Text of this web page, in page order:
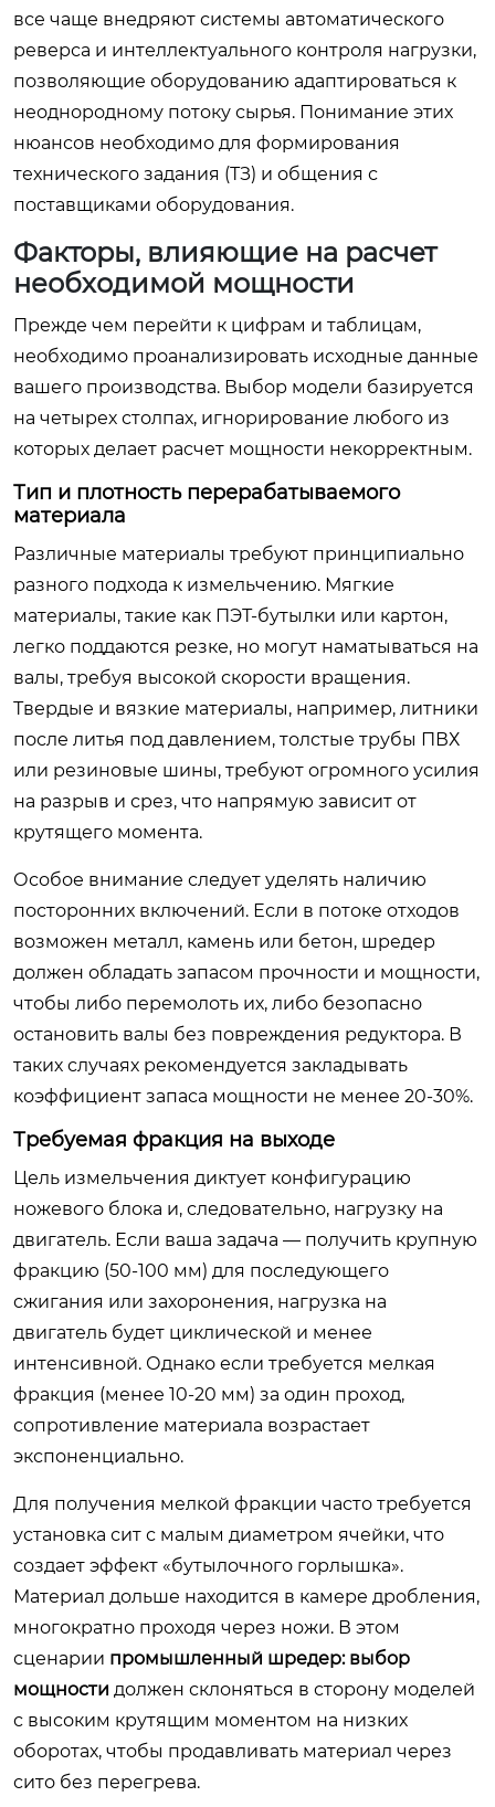
все чаще внедряют системы автоматического
реверса и интеллектуального контроля нагрузки,
позволяющие оборудованию адаптироваться к
неоднородному потоку сырья. Понимание этих
нюансов необходимо для формирования
технического задания (ТЗ) и общения с
поставщиками оборудования.
Факторы, влияющие на расчет
необходимой мощности
Прежде чем перейти к цифрам и таблицам,
необходимо проанализировать исходные данные
вашего производства. Выбор модели базируется
на четырех столпах, игнорирование любого из
которых делает расчет мощности некорректным.
Тип и плотность перерабатываемого
материала
Различные материалы требуют принципиально
разного подхода к измельчению. Мягкие
материалы, такие как ПЭТ-бутылки или картон,
легко поддаются резке, но могут наматываться на
валы, требуя высокой скорости вращения.
Твердые и вязкие материалы, например, литники
после литья под давлением, толстые трубы ПВХ
или резиновые шины, требуют огромного усилия
на разрыв и срез, что напрямую зависит от
крутящего момента.
Особое внимание следует уделять наличию
посторонних включений. Если в потоке отходов
возможен металл, камень или бетон, шредер
должен обладать запасом прочности и мощности,
чтобы либо перемолоть их, либо безопасно
остановить валы без повреждения редуктора. В
таких случаях рекомендуется закладывать
коэффициент запаса мощности не менее 20-30%.
Требуемая фракция на выходе
Цель измельчения диктует конфигурацию
ножевого блока и, следовательно, нагрузку на
двигатель. Если ваша задача — получить крупную
фракцию (50-100 мм) для последующего
сжигания или захоронения, нагрузка на
двигатель будет циклической и менее
интенсивной. Однако если требуется мелкая
фракция (менее 10-20 мм) за один проход,
сопротивление материала возрастает
экспоненциально.
Для получения мелкой фракции часто требуется
установка сит с малым диаметром ячейки, что
создает эффект «бутылочного горлышка».
Материал дольше находится в камере дробления,
многократно проходя через ножи. В этом
сценарии промышленный шредер: выбор
мощности должен склоняться в сторону моделей
с высоким крутящим моментом на низких
оборотах, чтобы продавливать материал через
сито без перегрева.